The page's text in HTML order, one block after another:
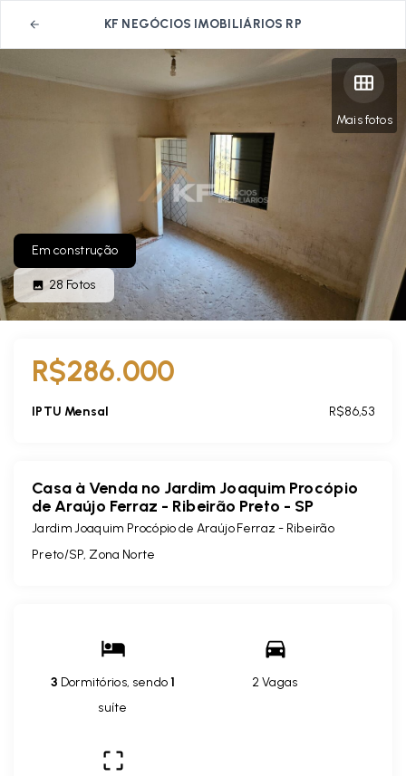
KF NEGÓCIOS IMOBILIÁRIOS RP
Mais fotos
Em construção
28Fotos
R$286.000
IPTU Mensal R$86,53
Casa à Venda no Jardim Joaquim Procópio
de Araújo Ferraz - Ribeirão Preto - SP
Jardim Joaquim Procópio de Araújo Ferraz - Ribeirão
Preto/SP, Zona Norte
3 Dormitórios, sendo1
suíte
2 Vagas